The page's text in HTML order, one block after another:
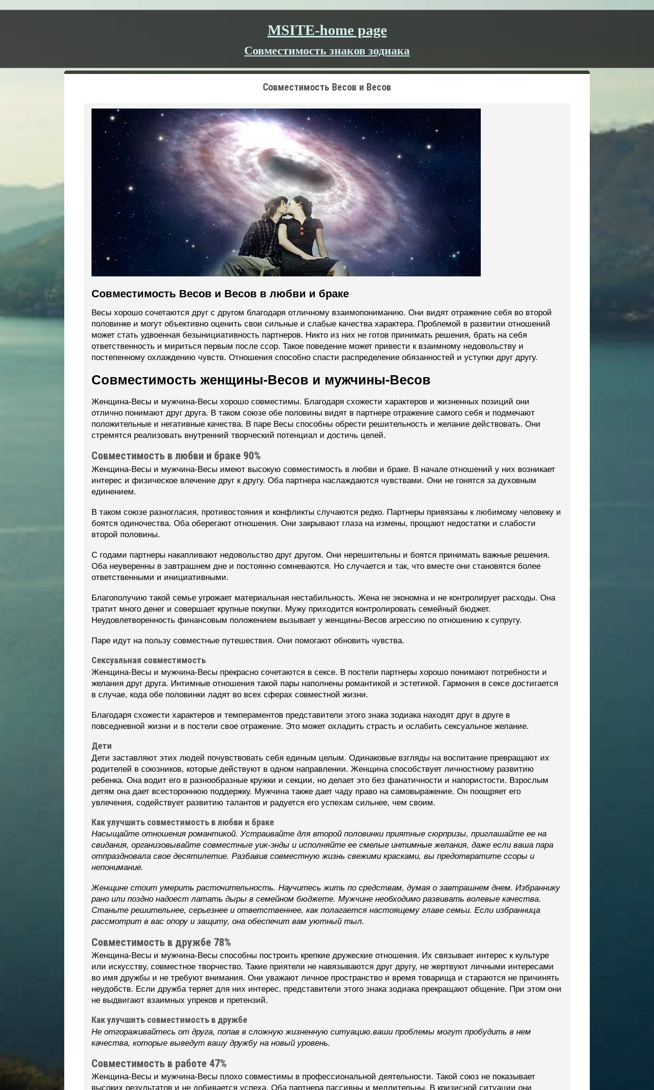
MSITE-home page
Совместимость знаков зодиака
Совместимость Весов и Весов
Совместимость Весов и Весов в любви и браке
Весы хорошо сочетаются друг с другом благодаря отличному взаимопониманию. Они видят отражение себя во второй
половинке и могут объективно оценить свои сильные и слабые качества характера. Проблемой в развитии отношений
может стать удвоенная безынициативность партнеров. Никто из них не готов принимать решения, брать на себя
ответственность и мириться первым после ссор. Такое поведение может привести к взаимному недовольству и
постепенному охлаждению чувств. Отношения способно спасти распределение обязанностей и уступки друг другу.
Совместимость женщины-Весов и мужчины-Весов
Женщина-Весы и мужчина-Весы хорошо совместимы. Благодаря схожести характеров и жизненных позиций они
отлично понимают друг друга. В таком союзе обе половины видят в партнере отражение самого себя и подмечают
положительные и негативные качества. В паре Весы способны обрести решительность и желание действовать. Они
стремятся реализовать внутренний творческий потенциал и достичь целей.
Совместимость в любви и браке 90%
Женщина-Весы и мужчина-Весы имеют высокую совместимость в любви и браке. В начале отношений у них возникает
интерес и физическое влечение друг к другу. Оба партнера наслаждаются чувствами. Они не гонятся за духовным
единением.
В таком союзе разногласия, противостояния и конфликты случаются редко. Партнеры привязаны к любимому человеку и
боятся одиночества. Оба оберегают отношения. Они закрывают глаза на измены, прощают недостатки и слабости
второй половины.
С годами партнеры накапливают недовольство друг другом. Они нерешительны и боятся принимать важные решения.
Оба неуверенны в завтрашнем дне и постоянно сомневаются. Но случается и так, что вместе они становятся более
ответственными и инициативными.
Благополучию такой семье угрожает материальная нестабильность. Жена не экономна и не контролирует расходы. Она
тратит много денег и совершает крупные покупки. Мужу приходится контролировать семейный бюджет.
Неудовлетворенность финансовым положением вызывает у женщины-Весов агрессию по отношению к супругу.
Паре идут на пользу совместные путешествия. Они помогают обновить чувства.
Сексуальная совместимость
Женщина-Весы и мужчина-Весы прекрасно сочетаются в сексе. В постели партнеры хорошо понимают потребности и
желания друг друга. Интимные отношения такой пары наполнены романтикой и эстетикой. Гармония в сексе достигается
в случае, кода обе половинки ладят во всех сферах совместной жизни.
Благодаря схожести характеров и темпераментов представители этого знака зодиака находят друг в друге в
повседневной жизни и в постели свое отражение. Это может охладить страсть и ослабить сексуальное желание.
Дети
Дети заставляют этих людей почувствовать себя единым целым. Одинаковые взгляды на воспитание превращают их
родителей в союзников, которые действуют в одном направлении. Женщина способствует личностному развитию
ребенка. Она водит его в разнообразные кружки и секции, но делает это без фанатичности и напористости. Взрослым
детям она дает всестороннюю поддержку. Мужчина также дает чаду право на самовыражение. Он поощряет его
увлечения, содействует развитию талантов и радуется его успехам сильнее, чем своим.
Как улучшить совместимость в любви и браке
Насыщайте отношения романтикой. Устраивайте для второй половинки приятные сюрпризы, приглашайте ее на
свидания, организовывайте совместные уик-энды и исполняйте ее смелые интимные желания, даже если ваша пара
отпраздновала свое десятилетие. Разбавив совместную жизнь свежими красками, вы предотвратите ссоры и
непонимание.
Женщине стоит умерить расточительность. Научитесь жить по средствам, думая о завтрашнем днем. Избраннику
рано или поздно надоест латать дыры в семейном бюджете. Мужчине необходимо развивать волевые качества.
Станьте решительнее, серьезнее и ответственнее, как полагается настоящему главе семьи. Если избранница
рассмотрит в вас опору и защиту, она обеспечит вам уютный тыл.
Совместимость в дружбе 78%
Женщина-Весы и мужчина-Весы способны построить крепкие дружеские отношения. Их связывает интерес к культуре
или искусству, совместное творчество. Такие приятели не навязываются друг другу, не жертвуют личными интересами
во имя дружбы и не требуют внимания. Они уважают личное пространство и время товарища и стараются не причинять
неудобств. Если дружба теряет для них интерес, представители этого знака зодиака прекращают общение. При этом они
не выдвигают взаимных упреков и претензий.
Как улучшить совместимость в дружбе
Не отгораживайтесь от друга, попав в сложную жизненную ситуацию.ваши проблемы могут пробудить в нем
качества, которые выведут вашу дружбу на новый уровень.
Совместимость в работе 47%
Женщина-Весы и мужчина-Весы плохо совместимы в профессиональной деятельности. Такой союз не показывает
высоких результатов и не добивается успеха. Оба партнера пассивны и медлительны. В кризисной ситуации они